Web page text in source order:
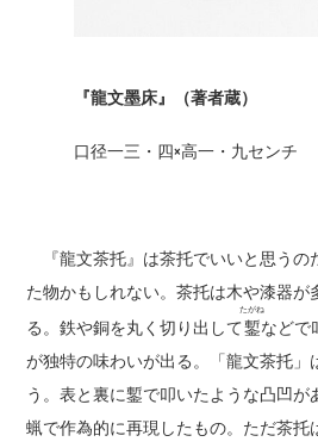
『龍文墨床』（著者蔵）
口径一三・四×高一・九センチ
『龍文茶托』は茶托でいいと思うの
た物かもしれない。茶托は木や漆器が
る。鉄や銅を丸く切り出して鏨
たがね
などで
が独特の味わいが出る。「龍文茶托」
う。表と裏に鏨で叩いたような凸凹
蝋で作為的に再現したもの。ただ茶托